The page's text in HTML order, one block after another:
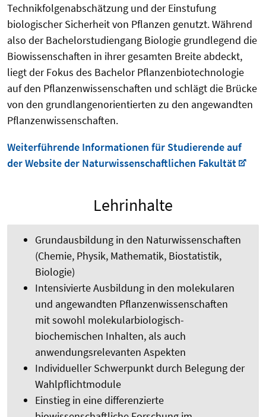
Technikfolgenabschätzung und der Einstufung
biologischer Sicherheit von Pflanzen genutzt. Während
also der Bachelorstudiengang Biologie grundlegend die
Biowissenschaften in ihrer gesamten Breite abdeckt,
liegt der Fokus des Bachelor Pflanzenbiotechnologie
auf den Pflanzenwissenschaften und schlägt die Brücke
von den grundlangenorientierten zu den angewandten
Pflanzenwissenschaften.
Weiterführende Informationen für Studierende auf
der Website der Naturwissenschaftlichen Fakultät
Lehrinhalte
Grundausbildung in den Naturwissenschaften
(Chemie, Physik, Mathematik, Biostatistik,
Biologie)
Intensivierte Ausbildung in den molekularen
und angewandten Pflanzenwissenschaften
mit sowohl molekularbiologisch-
biochemischen Inhalten, als auch
anwendungsrelevanten Aspekten
Individueller Schwerpunkt durch Belegung der
Wahlpflichtmodule
Einstieg in eine differenzierte